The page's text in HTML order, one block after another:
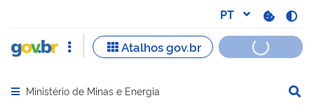
Abrir menu principal de navegação
Ministério de Minas e Energia